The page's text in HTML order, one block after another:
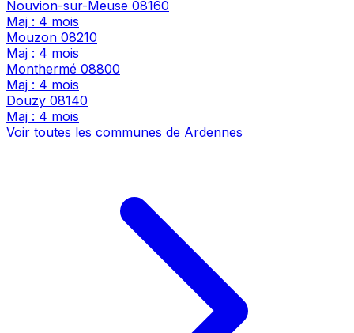
Nouvion-sur-Meuse 08160
Maj : 4 mois
Mouzon 08210
Maj : 4 mois
Monthermé 08800
Maj : 4 mois
Douzy 08140
Maj : 4 mois
Voir toutes les communes de Ardennes